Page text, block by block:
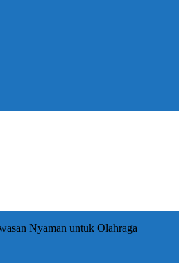
Nyaman untuk Olahraga